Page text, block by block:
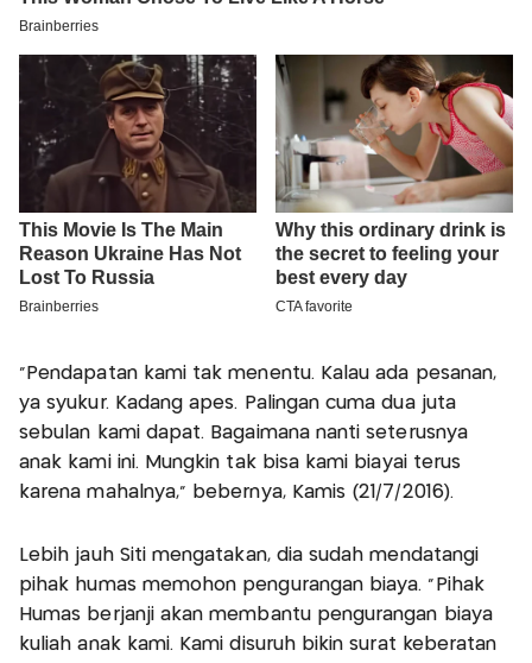
"Pendapatan kami tak menentu. Kalau ada pesanan,
ya syukur. Kadang apes. Palingan cuma dua juta
sebulan kami dapat. Bagaimana nanti seterusnya
anak kami ini. Mungkin tak bisa kami biayai terus
karena mahalnya," bebernya, Kamis (21/7/2016).
Lebih jauh Siti mengatakan, dia sudah mendatangi
pihak humas memohon pengurangan biaya. "Pihak
Humas berjanji akan membantu pengurangan biaya
kuliah anak kami. Kami disuruh bikin surat keberatan